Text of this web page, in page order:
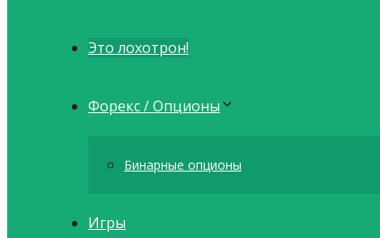
Это лохотрон!
Форекс / Опционы
Бинарные опционы
Игры